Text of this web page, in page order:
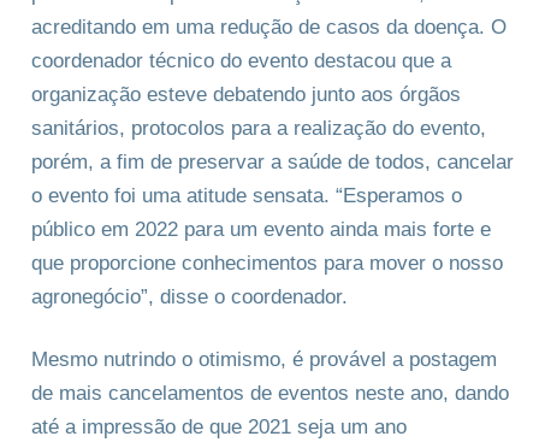
acreditando em uma redução de casos da doença. O
coordenador técnico do evento destacou que a
organização esteve debatendo junto aos órgãos
sanitários, protocolos para a realização do evento,
porém, a fim de preservar a saúde de todos, cancelar
o evento foi uma atitude sensata. “Esperamos o
público em 2022 para um evento ainda mais forte e
que proporcione conhecimentos para mover o nosso
agronegócio”, disse o coordenador.
Mesmo nutrindo o otimismo, é provável a postagem
de mais cancelamentos de eventos neste ano, dando
até a impressão de que 2021 seja um ano